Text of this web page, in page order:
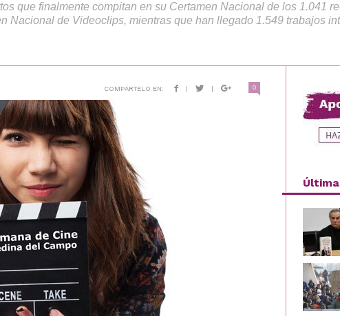
que finalmente compitan en su Certamen Nacional de los 1.041
Nacional de Videoclips, mientras que han llegado 1.549 trabajos
COMPÁRTELO EN: | | 0